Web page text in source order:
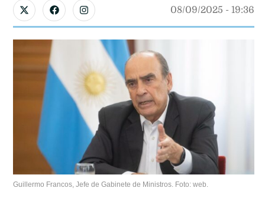
08/09/2025 - 19:36
Guillermo Francos, Jefe de Gabinete de Ministros. Foto: web.